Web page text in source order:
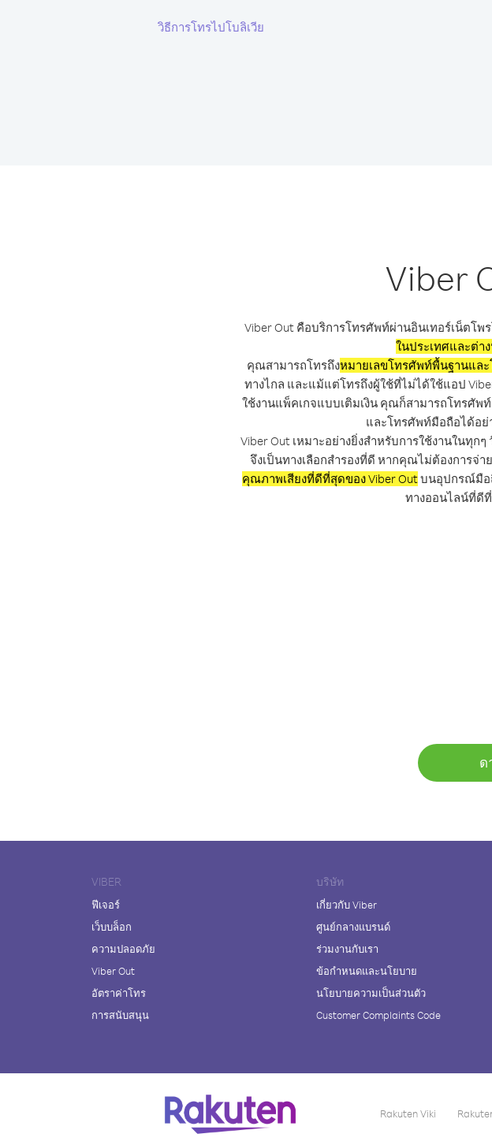
วิธีการโทรไปโบลิเวีย
Viber
Viber Out คือบริการโทรศัพท์ผ่านอินเทอร์เน็ตโพ
ในประเทศและต่า
คุณสามารถโทรถึงหมายเลขโทรศัพท์พื้นฐานแล
ทางไกล และแม้แต่โทรถึงผู้ใช้ที่ไม่ได้ใช้แอป
ใช้งานแพ็คเกจแบบเติมเงิน คุณก็สามารถโทรศัพ
และโทรศัพท์มือถือได้อย่
Viber Out เหมาะอย่างยิ่งสำหรับการใช้งานในทุ
จึงเป็นทางเลือกสำรองที่ดี หากคุณไม่ต้องการจ่
คุณภาพเสียงที่ดีที่สุดของ Viber Outบนอุปกรณ์มือ
ทางออนไลน์ที่ดี
ด
VIBER
ฟีเจอร์
เว็บบล็อก
ความปลอดภัย
Viber Out
อัตราค่าโทร
การสนับสนุน
บริษัท
เกี่ยวกับ Viber
ศูนย์กลางแบรนด์
ร่วมงานกับเรา
ข้อกำหนดและนโยบาย
นโยบายความเป็นส่วนตัว
Customer Complaints Code
Rakuten Viki